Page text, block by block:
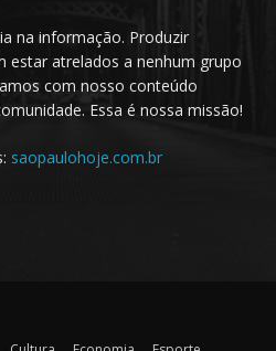
na informação. Produzir
estar atrelados a nenhum grupo
com nosso conteúdo
Essa é nossa missão!
saopaulohoje.com.br